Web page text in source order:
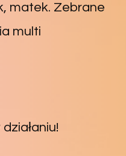
matek. Zebrane
multi